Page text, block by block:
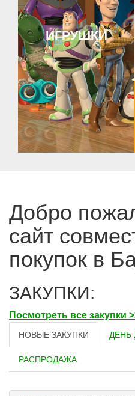
ИГРУШКИ
Добро
сайт
покупок в
ЗАКУПКИ:
Посмотреть все закупки
НОВЫЕ ЗАКУПКИ ДЕНЬ
РАСПРОДАЖА